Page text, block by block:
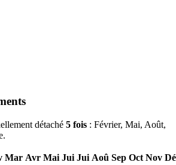
détaché 5 fois : Février, Mai, Août,
Mar Avr Mai Jui Jui Aoû Sep Oct Nov